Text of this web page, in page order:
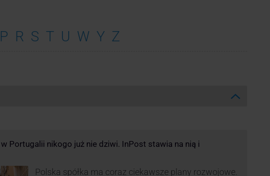
P R S T U W Y Z
Portugalii nikogo już nie dziwi. InPost stawia na nią i
Polska spółka ma coraz ciekawsze plany rozwojowe.